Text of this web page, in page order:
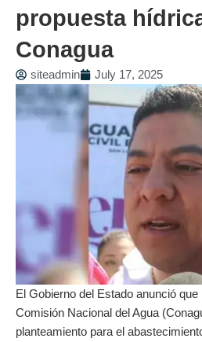
propuesta
Conagua
siteadmin July 17, 2025
El Gobierno del Estado anunció
Comisión Nacional del Agua
planteamiento para el